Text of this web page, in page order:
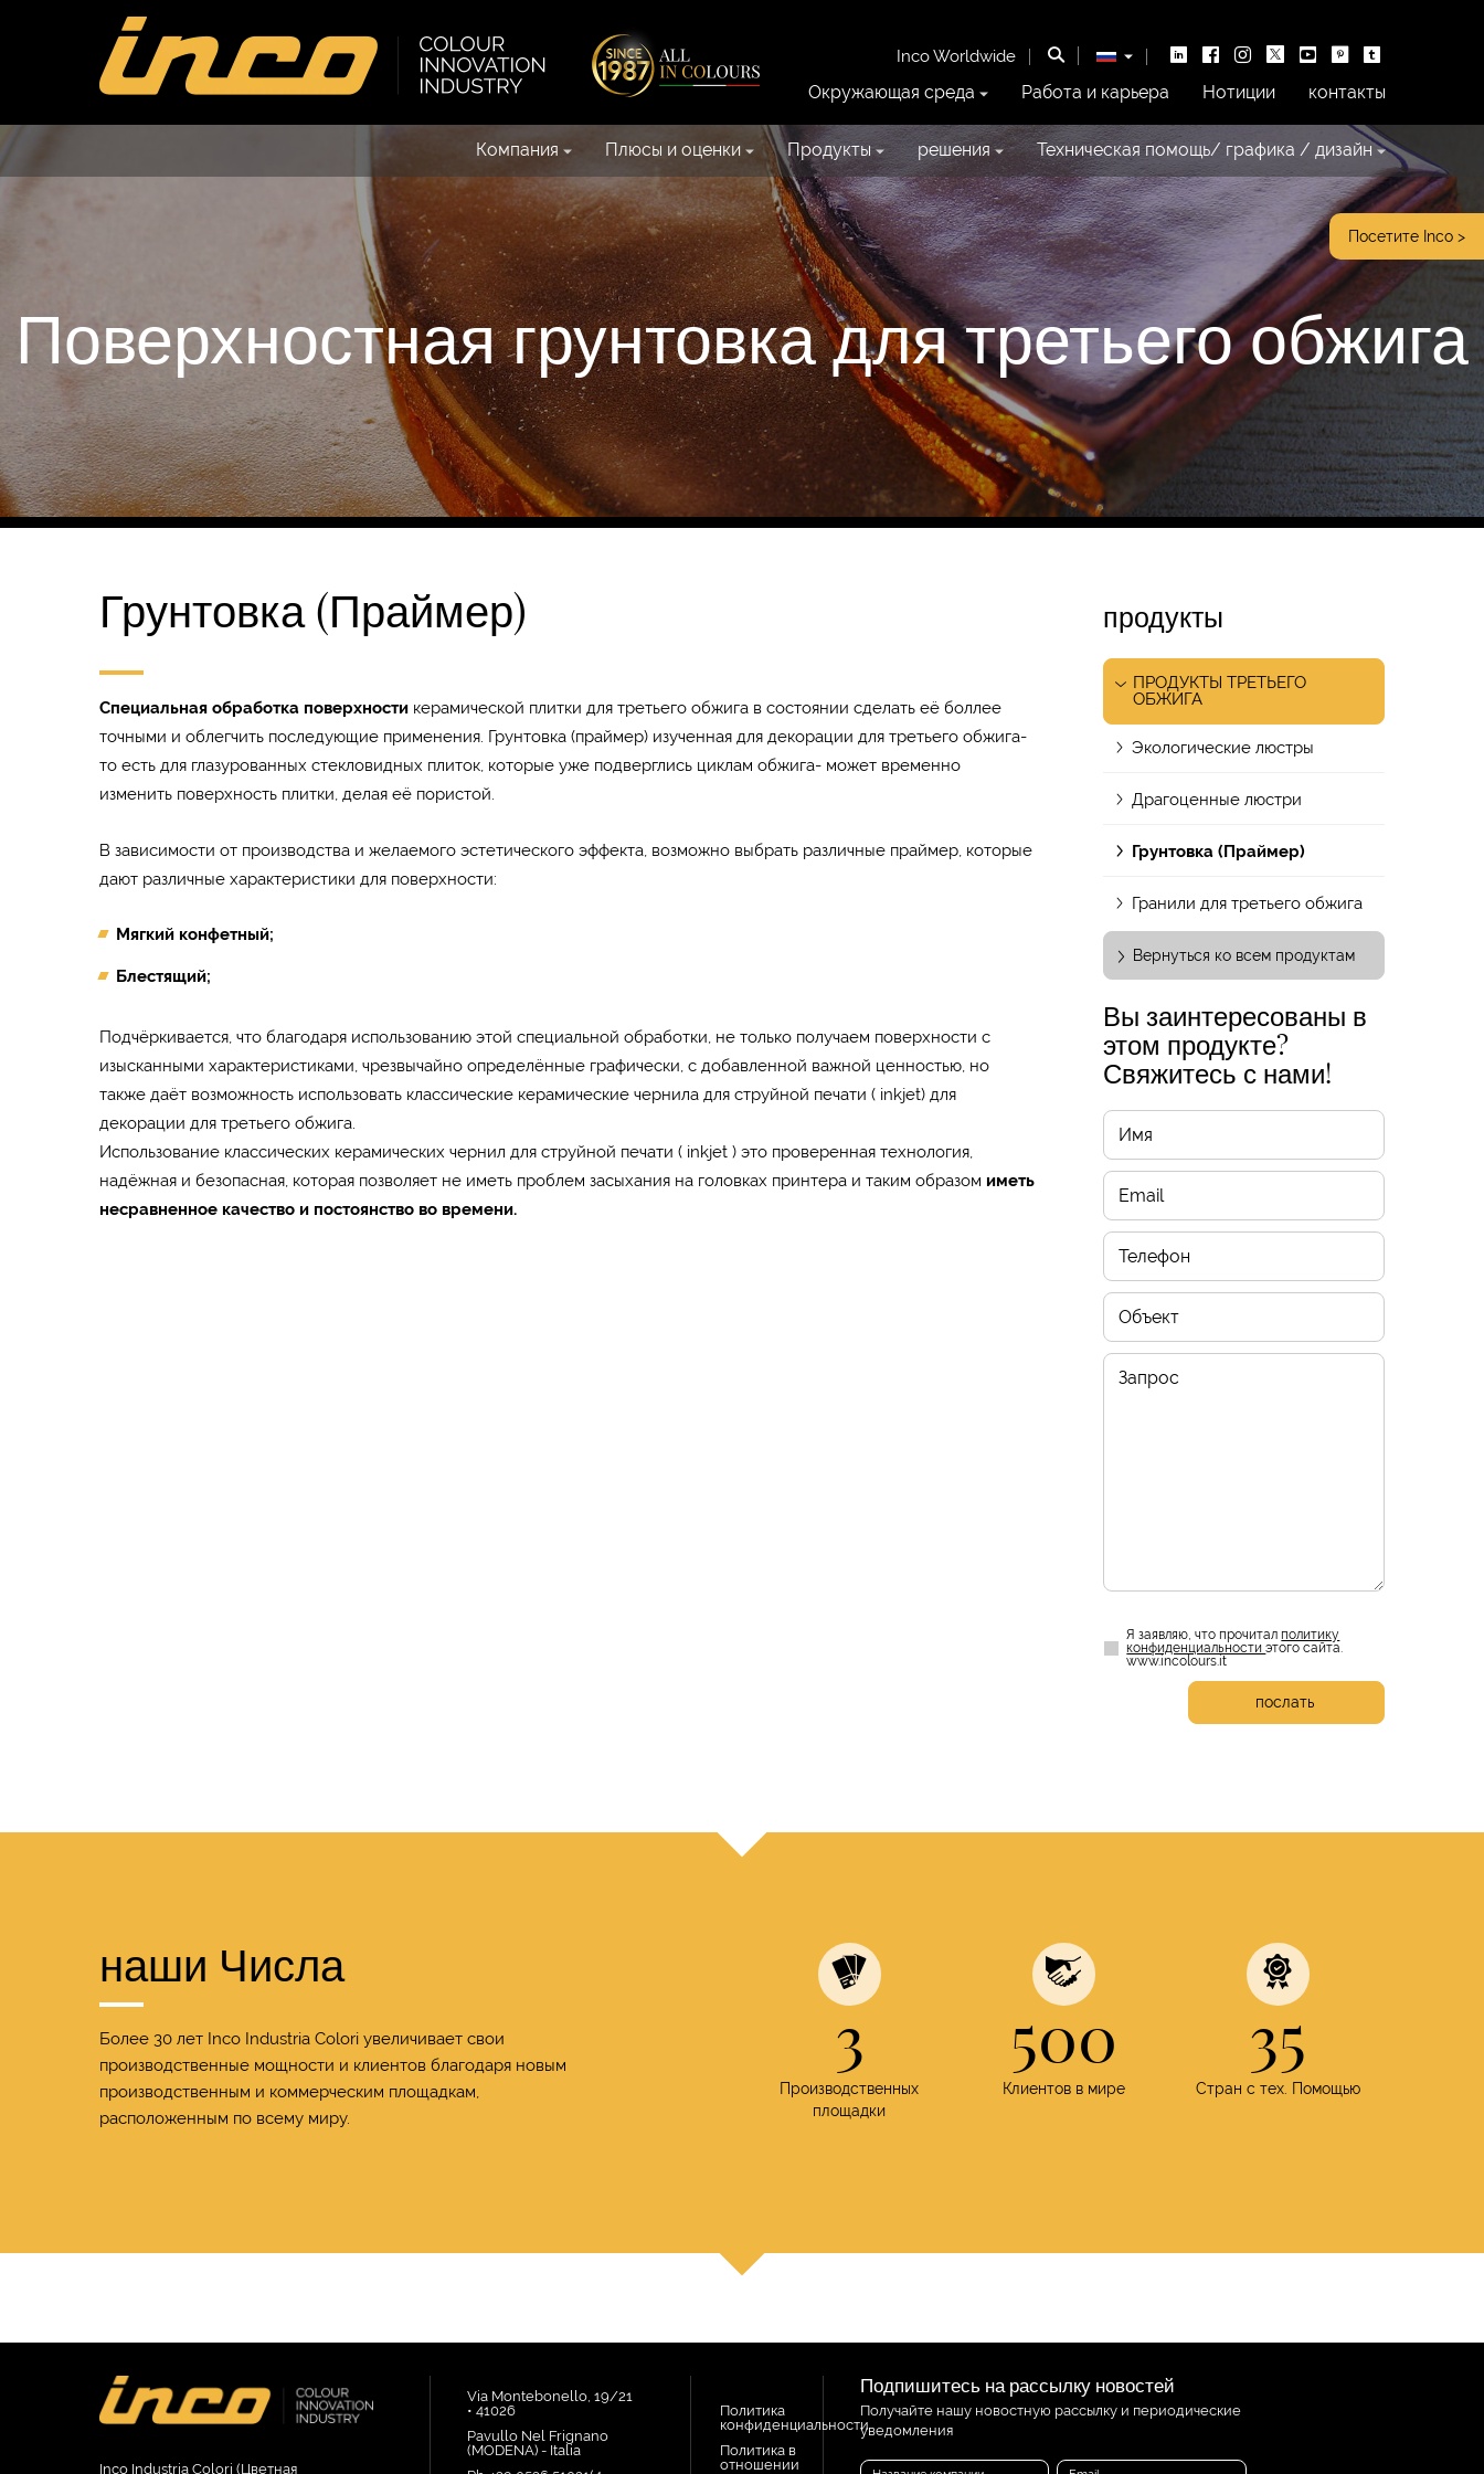
Inco Worldwide
Окружающая среда Работа и карьера Нотиции контакты
Компания Плюсы и оценки Продукты решения Техническая помощь/ графика / дизайн
Посетите Inco >
Поверхностная грунтовка для третьего обжига
Грунтовка (Праймер)
Специальная обработка поверхностикерамической плитки для третьего обжига в состоянии сделать её боллее
точными и облегчить последующие применения. Грунтовка (праймер) изученная для декорации для третьего обжига-
то есть для глазурованных стекловидных плиток, которые уже подверглись циклам обжига- может временно
изменить поверхность плитки, делая её пористой.
В зависимости от производства и желаемого эстетического эффекта, возможно выбрать различные праймер, которые
дают различные характеристики для поверхности:
Мягкий конфетный;
Блестящий;
Подчёркивается, что благодаря использованию этой специальной обработки, не только получаем поверхности с
изысканными характеристиками, чрезвычайно определённые графически, с добавленной важной ценностью, но
также даёт возможность использовать классические керамические чернила для струйной печати ( inkjet) для
декорации для третьего обжига.
Использование классических керамических чернил для струйной печати ( inkjet ) это проверенная технология,
надёжная и безопасная, которая позволяет не иметь проблем засыхания на головках принтера и таким образом иметь
несравненное качество и постоянство во времени.
продукты
ПРОДУКТЫ ТРЕТЬЕГО
ОБЖИГА
Экологические люстры
Драгоценные люстри
Грунтовка (Праймер)
Гранили для третьего обжига
Вернуться ко всем продуктам
Вы заинтересованы в
этом продукте?
Свяжитесь с нами!
Я заявляю, что прочиталполитику
конфиденциальностиэтого сайта.
www.incolours.it
послать
наши Числа
Более 30 лет Inco Industria Colori увеличивает свои
производственные мощности и клиентов благодаря новым
производственным и коммерческим площадкам,
расположенным по всему миру.
3
Производственных
площадки
500
Клиентов в мире
35
Стран с тех. Помощью
Inco Industria Colori (Цветная
Via Montebonello, 19/21
• 41026
Pavullo Nel Frignano
(MODENA) - Italia
Политика
конфиденциальности
Политика в
отношении
Подпишитесь на рассылку новостей
Получайте нашу новостную рассылку и периодические
уведомления